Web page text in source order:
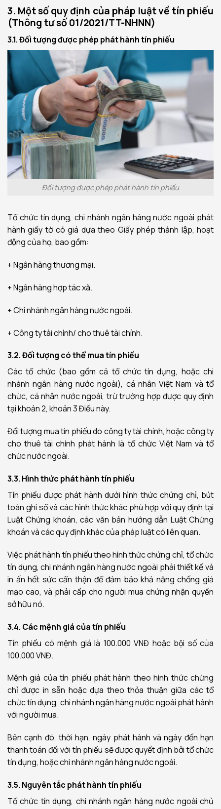
3. Một số quy định của pháp luật về tín phiếu
(Thông tư số 01/2021/TT-NHNN)
3.1. Đối tượng được phép phát hành tín phiếu
Đối tượng được phép phát hành tín phiếu
Tổ chức tín dụng, chi nhánh ngân hàng nước ngoài phát
hành giấy tờ có giá dựa theo Giấy phép thành lập, hoạt
động của họ, bao gồm:
+ Ngân hàng thương mại.
+ Ngân hàng hợp tác xã.
+ Chi nhánh ngân hàng nước ngoài.
+ Công ty tài chính/ cho thuê tài chính.
3.2. Đối tượng có thể mua tín phiếu
Các tổ chức (bao gồm cả tổ chức tín dụng, hoặc chi
nhánh ngân hàng nước ngoài), cá nhân Việt Nam và tổ
chức, cá nhân nước ngoài, trừ trường hợp được quy định
tại khoản 2, khoản 3 Điều này.
Đối tượng mua tín phiếu do công ty tài chính, hoặc công ty
cho thuê tài chính phát hành là tổ chức Việt Nam và tổ
chức nước ngoài.
3.3. Hình thức phát hành tín phiếu
Tín phiếu được phát hành dưới hình thức chứng chỉ, bút
toán ghi sổ và các hình thức khác phù hợp với quy định tại
Luật Chứng khoán, các văn bản hướng dẫn Luật Chứng
khoán và các quy định khác của pháp luật có liên quan.
Việc phát hành tín phiếu theo hình thức chứng chỉ, tổ chức
tín dụng, chi nhánh ngân hàng nước ngoài phải thiết kế và
in ấn hết sức cẩn thận để đảm bảo khả năng chống giả
mạo cao, và phải cấp cho người mua chứng nhận quyền
sở hữu nó.
3.4. Các mệnh giá của tín phiếu
Tín phiếu có mệnh giá là 100.000 VNĐ hoặc bội số của
100.000 VNĐ.
Mệnh giá của tín phiếu phát hành theo hình thức chứng
chỉ được in sẵn hoặc dựa theo thỏa thuận giữa các tổ
chức tín dụng, chi nhánh ngân hàng nước ngoài phát hành
với người mua.
Bên cạnh đó, thời hạn, ngày phát hành và ngày đến hạn
thanh toán đối với tín phiếu sẽ được quyết định bởi tổ chức
tín dụng, hoặc chi nhánh ngân hàng nước ngoài.
3.5. Nguyên tắc phát hành tín phiếu
Tổ chức tín dụng, chi nhánh ngân hàng nước ngoài chủ